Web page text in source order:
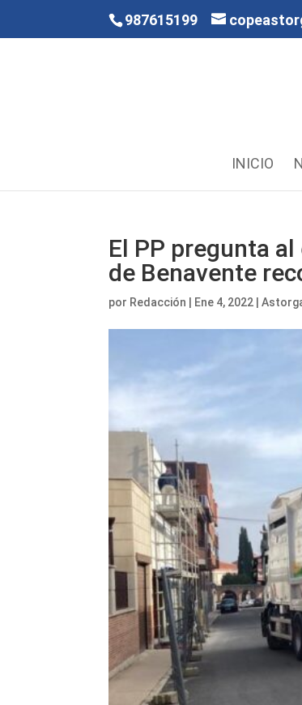
987615199
INICIO
El PP pregunta
de Benavente
por Redacción Ene 4, 2022 |